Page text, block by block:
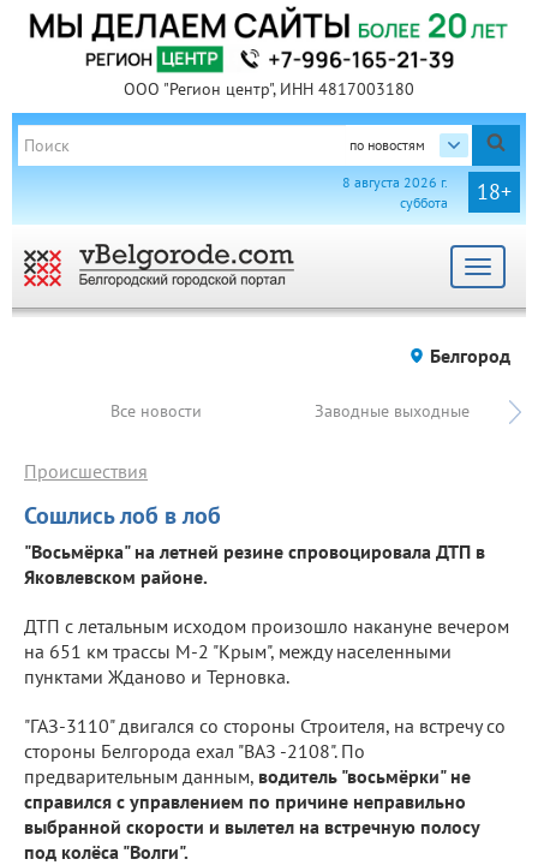
ООО "Регион центр", ИНН 4817003180
по новостям
18+
8 августа 2026 г.
суббота
Toggle
Белгород
Все новости Заводные выходные
Сошлись лоб в лоб
Происшествия
"Восьмёрка" на летней резине спровоцировала ДТП в
Яковлевском районе.
ДТП с летальным исходом произошло накануне вечером
на 651 км трассы М-2 "Крым", между населенными
пунктами Жданово и Терновка.
"ГАЗ-3110" двигался со стороны Строителя, на встречу со
стороны Белгорода ехал "ВАЗ -2108". По
предварительным данным, водитель "восьмёрки" не
справился с управлением по причине неправильно
выбранной скорости и вылетел на встречную полосу
под колёса "Волги".